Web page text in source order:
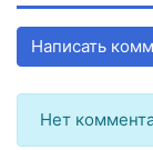
Написать
Нет